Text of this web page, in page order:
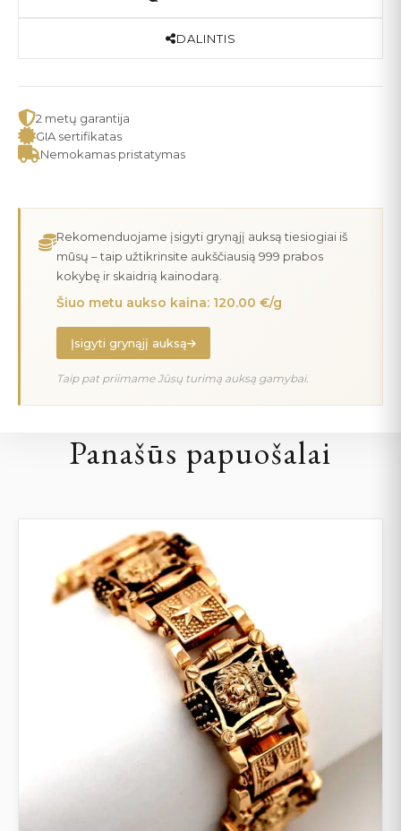
DALINTIS
2 metų garantija
GIA sertifikatas
Nemokamas pristatymas
Rekomenduojame įsigyti grynąjį auksą tiesiogiai iš
mūsų – taip užtikrinsite aukščiausią 999 prabos
kokybę ir skaidrią kainodarą.
Šiuo metu aukso kaina: 120.00 €/g
Įsigyti grynąjį auksą
Taip pat priimame Jūsų turimą auksą gamybai.
Panašūs papuošalai